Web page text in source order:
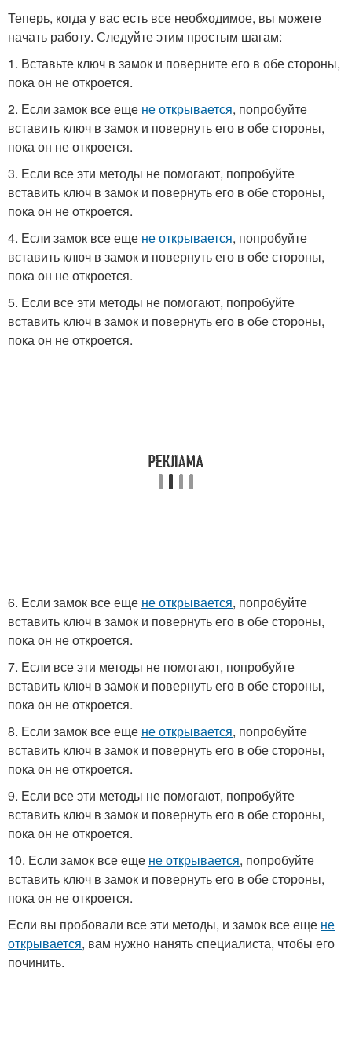
Теперь, когда у вас есть все необходимое, вы можете
начать работу. Следуйте этим простым шагам:
1. Вставьте ключ в замок и поверните его в обе стороны,
пока он не откроется.
2. Если замок все еще не открывается, попробуйте
вставить ключ в замок и повернуть его в обе стороны,
пока он не откроется.
3. Если все эти методы не помогают, попробуйте
вставить ключ в замок и повернуть его в обе стороны,
пока он не откроется.
4. Если замок все еще не открывается, попробуйте
вставить ключ в замок и повернуть его в обе стороны,
пока он не откроется.
5. Если все эти методы не помогают, попробуйте
вставить ключ в замок и повернуть его в обе стороны,
пока он не откроется.
6. Если замок все еще не открывается, попробуйте
вставить ключ в замок и повернуть его в обе стороны,
пока он не откроется.
7. Если все эти методы не помогают, попробуйте
вставить ключ в замок и повернуть его в обе стороны,
пока он не откроется.
8. Если замок все еще не открывается, попробуйте
вставить ключ в замок и повернуть его в обе стороны,
пока он не откроется.
9. Если все эти методы не помогают, попробуйте
вставить ключ в замок и повернуть его в обе стороны,
пока он не откроется.
10. Если замок все еще не открывается, попробуйте
вставить ключ в замок и повернуть его в обе стороны,
пока он не откроется.
Если вы пробовали все эти методы, и замок все еще не
открывается, вам нужно нанять специалиста, чтобы его
починить.